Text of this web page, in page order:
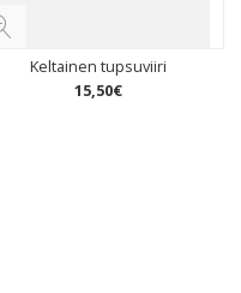
Keltainen tupsuviiri
15,50€